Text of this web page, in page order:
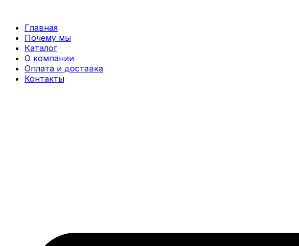
содержимому
Главная
Почему мы
Каталог
О компании
Оплата и доставка
Контакты